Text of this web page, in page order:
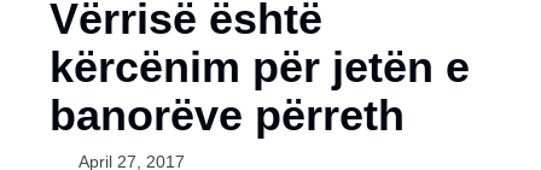
Vërrisë është
kërcënim për jetën e
banorëve përreth
April 27, 2017